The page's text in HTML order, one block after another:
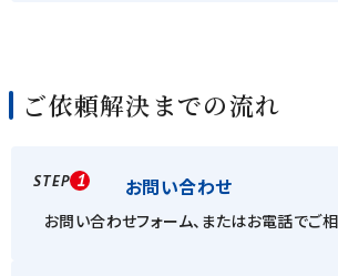
ご依頼解決までの流れ
STEP 1 お問い合わせ
お問い合わせフォーム、またはお電話でご相